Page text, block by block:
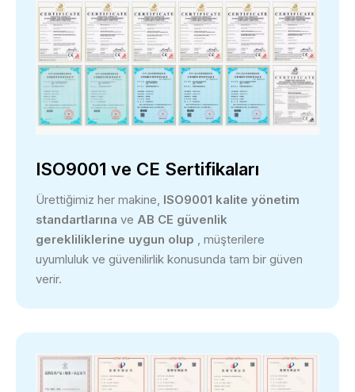
ISO9001 ve CE Sertifikaları
Ürettiğimiz her makine, ISO9001 kalite yönetim
standartlarına ve AB CE güvenlik
gerekliliklerine uygun olup
, müşterilere
uyumluluk ve güvenilirlik konusunda tam bir güven
verir.